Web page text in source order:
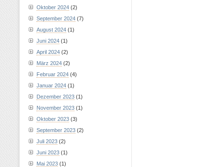
Oktober 2024 (2)
September 2024 (7)
August 2024 (1)
Juni 2024 (1)
April 2024 (2)
März 2024 (2)
Februar 2024 (4)
Januar 2024 (1)
Dezember 2023 (1)
November 2023 (1)
Oktober 2023 (3)
September 2023 (2)
Juli 2023 (2)
Juni 2023 (1)
Mai 2023 (1)